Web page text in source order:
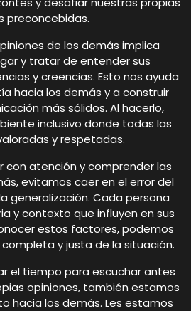
preconcebidas.
de los demás implica
y tratar de entender sus
y creencias. Esto nos ayuda
hacia los demás y a construir
más sólidos. Al hacerlo,
inclusivo donde todas las
y respetadas.
con atención y comprender las
evitamos caer en el error del
generalización. Cada persona
y contexto que influyen en sus
estos factores, podemos
y justa de la situación.
el tiempo para escuchar antes
opiniones, también estamos
hacia los demás. Les estamos